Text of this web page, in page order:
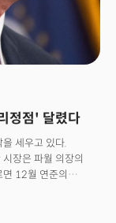
실업률이 급증하는
직 달성 가능하다."고
대부분 일시적인
힌 점이다. 이는
으로 판단된다.
정점' 달렸다
세우고 있다.
장은 파월 의장의
면 12월 연준의
에 달한다. 연준의